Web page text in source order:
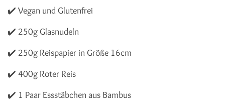
✔️ Vegan und Glutenfrei
✔️ 250g Glasnudeln
✔️ 250g Reispapier in Größe 16cm
✔️ 400g Roter Reis
✔️ 1 Paar Essstäbchen aus Bambus